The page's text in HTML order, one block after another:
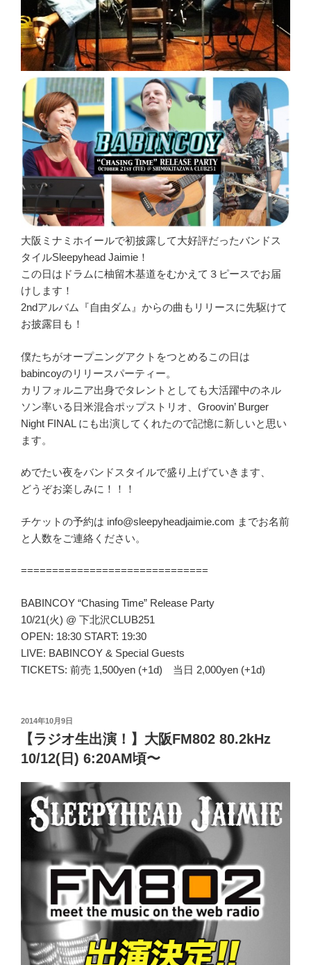
大阪ミナミホイールで初披露して大好評だったバンドス
タイルSleepyhead Jaimie！
この日はドラムに柚留木基道をむかえて３ピースでお届
けします！
2ndアルバム『自由ダム』からの曲もリリースに先駆けて
お披露目も！
僕たちがオープニングアクトをつとめるこの日は
babincoyのリリースパーティー。
カリフォルニア出身でタレントとしても大活躍中のネル
ソン率いる日米混合ポップストリオ、Groovin’ Burger
Night FINAL にも出演してくれたので記憶に新しいと思い
ます。
めでたい夜をバンドスタイルで盛り上げていきます、
どうぞお楽しみに！！！
チケットの予約は info@sleepyheadjaimie.com までお名前
と人数をご連絡ください。
==============================
BABINCOY “Chasing Time” Release Party
10/21(火) @ 下北沢CLUB251
OPEN: 18:30 START: 19:30
LIVE: BABINCOY & Special Guests
TICKETS: 前売 1,500yen (+1d) 当日 2,000yen (+1d)
投
日:
2014年10月9日
【ラジオ生出演！】大阪FM802 80.2kHz
10/12(日) 6:20AM頃〜